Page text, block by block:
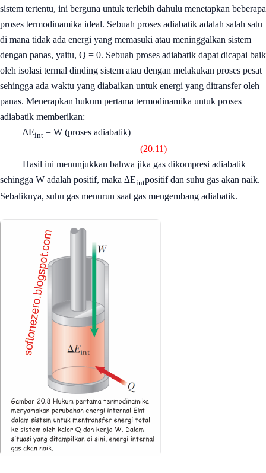
sistem tertentu, ini berguna untuk terlebih dahulu menetapkan beberapa
proses termodinamika ideal. Sebuah proses adiabatik adalah salah satu
di mana tidak ada energi yang memasuki atau meninggalkan sistem
dengan panas, yaitu, Q = 0. Sebuah proses adiabatik dapat dicapai baik
oleh isolasi termal dinding sistem atau dengan melakukan proses pesat
sehingga ada waktu yang diabaikan untuk energi yang ditransfer oleh
panas. Menerapkan hukum pertama termodinamika untuk proses
adiabatik memberikan:
∆Eint= W (proses adiabatik)
(20.11)
Hasil ini menunjukkan bahwa jika gas dikompresi adiabatik
sehingga W adalah positif, maka ∆Eintpositif dan suhu gas akan naik.
Sebaliknya, suhu gas menurun saat gas mengembang adiabatik.